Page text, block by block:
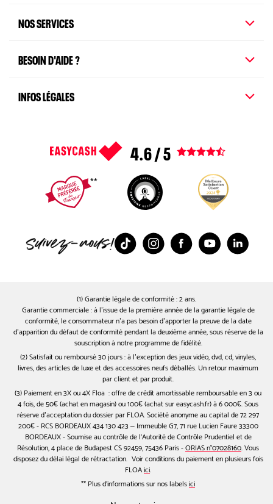
NOS SERVICES
BESOIN D'AIDE ?
INFOS LÉGALES
4.6 / 5 1 2 3 4 5
Voir tous les avis
TikTokInstagramFacebookYoutube
(1) Garantie légale de conformité : 2 ans.
Garantie commerciale : à l’issue de la première année de la garantie légale de
conformité, le consommateur n’a pas besoin d’apporter la preuve de la date
d’apparition du défaut de conformité pendant la deuxième année, sous réserve de la
souscription à notre programme de fidélité.
(2) Satisfait ou remboursé 30 jours : à l’exception des jeux vidéo, dvd, cd, vinyles,
livres, des articles de luxe et des accessoires neufs déballés. Un retour maximum
par client et par produit.
(3) Paiement en 3X ou 4X Floa : offre de crédit amortissable remboursable en 3 ou
4 fois, de 50€ (achat en magasin) ou 100€ (achat sur easycash.fr) à 6 000€. Sous
réserve d’acceptation du dossier par FLOA. Société anonyme au capital de 72 297
200€ - RCS BORDEAUX 434 130 423 – Immeuble G7, 71 rue Lucien Faure 33300
BORDEAUX - Soumise au contrôle de l'Autorité de Contrôle Prudentiel et de
Résolution, 4 place de Budapest CS 92459, 75436 Paris -ORIAS n°07028160. Vous
disposez du délai légal de rétractation. Voir conditions du paiement en plusieurs fois
FLOAici.
** Plus d'informations sur nos labelsici